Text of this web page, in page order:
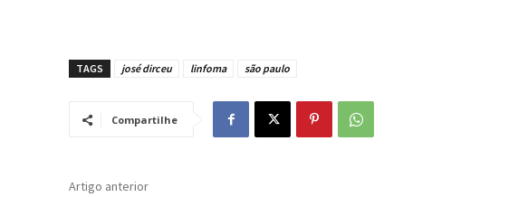
TAGS josé dirceu linfoma são paulo
Compartilhe
Artigo anterior